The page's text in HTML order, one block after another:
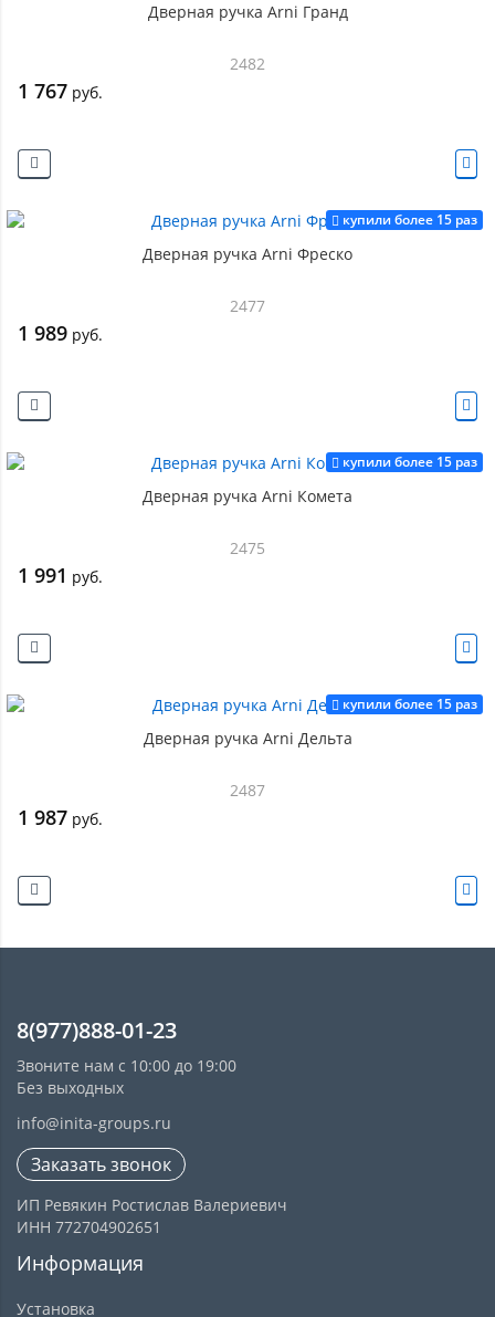
Дверная ручка Arni Гранд
2482
1 767 руб.
купили более 15 раз
Дверная ручка Arni Фреско
2477
1 989 руб.
купили более 15 раз
Дверная ручка Arni Комета
2475
1 991 руб.
купили более 15 раз
Дверная ручка Arni Дельта
2487
1 987 руб.
8(977)888-01-23
Звоните нам с 10:00 до 19:00
Без выходных
info@inita-groups.ru
Заказать звонок
ИП Ревякин Ростислав Валериевич
ИНН 772704902651
Информация
Установка